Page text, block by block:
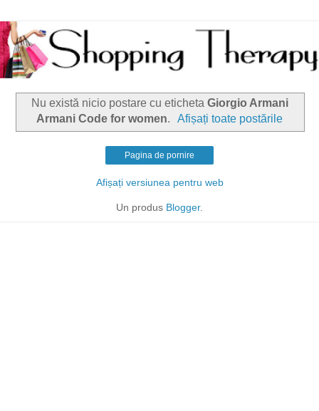
Nu există nicio postare cu eticheta Giorgio Armani
Armani Code for women. Afișați toate postările
Pagina de pornire
Afișați versiunea pentru web
Un produs Blogger.